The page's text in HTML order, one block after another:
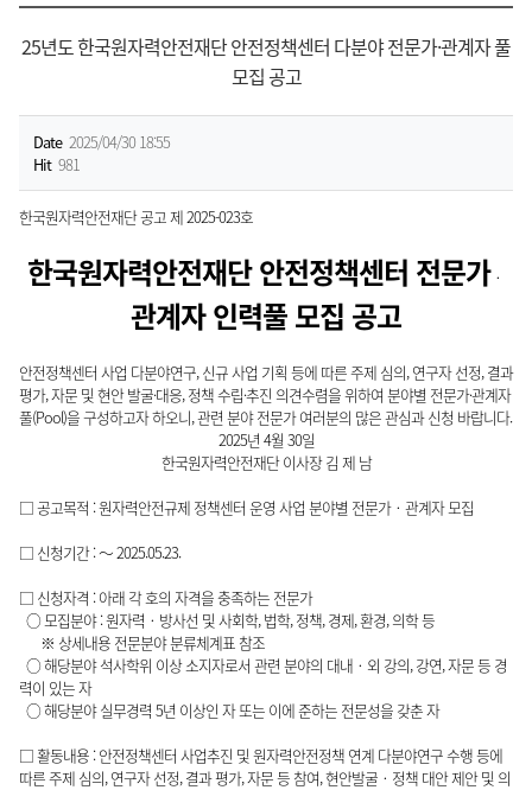
25년도 한국원자력안전재단 안전정책센터 다분야 전문가·관계자 풀
모집 공고
Date 2025/04/30 18:55
Hit 981
한국원자력안전재단 공고 제 2025-023호
한국원자력안전재단 안전정책센터 전문가‧
관계자 인력풀 모집 공고
안전정책센터 사업 다분야연구, 신규 사업 기획 등에 따른 주제 심의, 연구자 선정, 결과
평가, 자문 및 현안 발굴·대응, 정책 수립·추진 의견수렴을 위하여 분야별 전문가·관계자
풀(Pool)을 구성하고자 하오니, 관련 분야 전문가 여러분의 많은 관심과 신청 바랍니다.
2025년 4월 30일
한국원자력안전재단 이사장 김 제 남
□ 공고목적 : 원자력안전규제 정책센터 운영 사업 분야별 전문가‧관계자 모집
□ 신청기간 : ～ 2025.05.23.
□ 신청자격 : 아래 각 호의 자격을 충족하는 전문가
○ 모집분야 : 원자력‧방사선 및 사회학, 법학, 정책, 경제, 환경, 의학 등
※ 상세내용 전문분야 분류체계표 참조
○ 해당분야 석사학위 이상 소지자로서 관련 분야의 대내‧외 강의, 강연, 자문 등 경
력이 있는 자
○ 해당분야 실무경력 5년 이상인 자 또는 이에 준하는 전문성을 갖춘 자
□ 활동내용 : 안전정책센터 사업추진 및 원자력안전정책 연계 다분야연구 수행 등에
따른 주제 심의, 연구자 선정, 결과 평가, 자문 등 참여, 현안발굴‧정책 대안 제안 및 의